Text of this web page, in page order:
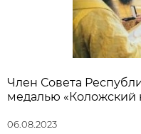
Член Совета
медалью «Коложский
06.08.2023